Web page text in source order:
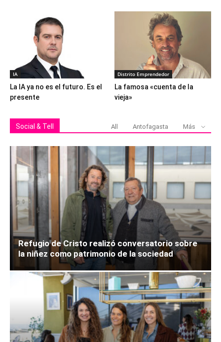
IA
La IA ya no es el futuro. Es el
presente
Distrito Emprendedor
La famosa «cuenta de la
vieja»
Social & Tell All Antofagasta Más
Refugio de Cristo realizó conversatorio sobre
la niñez como patrimonio de la sociedad